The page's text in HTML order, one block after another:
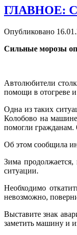
ГЛАВНОЕ:
Опубликовано
Сильные морозы
Автолюбители
помощи в отогреве и
Одна из таких
Колобово на
помогли гражданам.
Об этом сообщила
Зима продолжается,
ситуации.
Необходимо
невозможно,
Выставите знак
заметить машину и